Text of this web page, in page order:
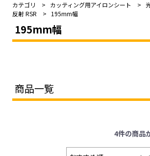
カテゴリ > カッティング用アイロンシート >
反射 RSR
> 195mm幅
195mm幅
商品一覧
4件の商品